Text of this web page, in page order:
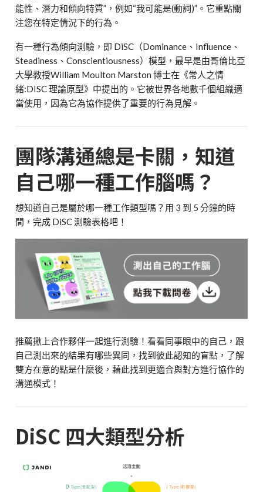
能性、潛力和傾向特質”，例如“我可能是(動詞)”。它重點關
注您在特定情況下的行為。
有一種行為傾向測驗，即 DiSC（Dominance、Influence、
Steadiness、Conscientiousness）模型，最早是由哥倫比亞
大學教授William Moulton Marston 博士在《常人之情
緒:DISC 理論原型》中提出的。它被世界各地數千個組織適
當使用，因為它為協作提供了重要的行為見解。
團隊溝通總是卡關，知道
自己哪一種工作腦嗎？
想知道自己是屬於哪一種工作類型嗎？用 3 到 5 分鐘的時
間，完成 DiSC 測驗表格吧！
推薦揪上合作夥伴一起進行測驗！看看同事眼中的自己，跟
自己測出來的結果有哪些異同，找到彼此認知的盲點，了解
雙方在意的點是什麼後，藉此找到更適合與對方進行協作的
溝通模式！
DiSC 四大類型分析